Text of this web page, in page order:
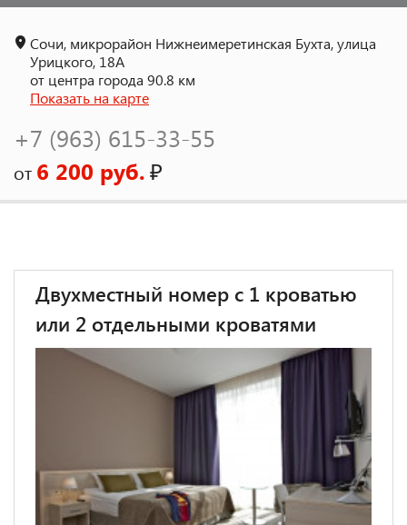
Сочи, микрорайон Нижнеимеретинская Бухта, улица
Урицкого, 18А
от центра города 90.8 км
Показать на карте
+7 (963) 615-33-55
от 6 200 руб.₽
Двухместный номер с 1 кроватью
или 2 отдельными кроватями